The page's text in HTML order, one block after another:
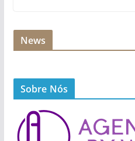
News
Sobre Nós